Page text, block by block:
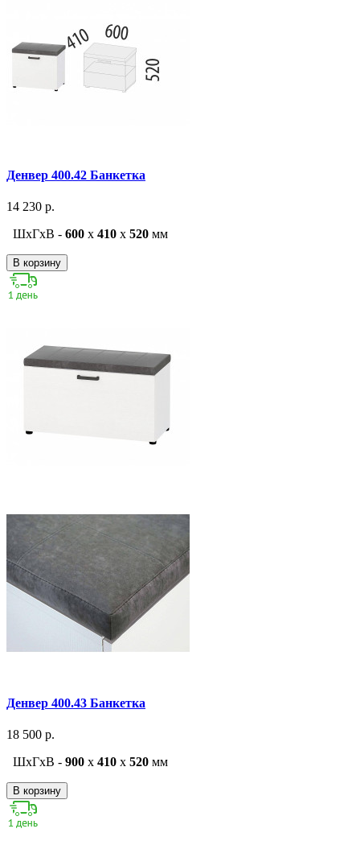
Денвер 400.42 Банкетка
14 230 р.
ШxГxВ - 600 x 410 x 520 мм
В корзину
Денвер 400.43 Банкетка
18 500 р.
ШxГxВ - 900 x 410 x 520 мм
В корзину